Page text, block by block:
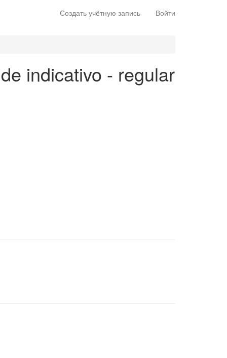
Создать учётную запись Войти
indicativo - regular